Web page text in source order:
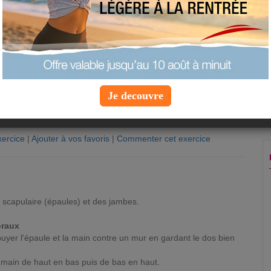
| Ajouter à vos favoris| Commenter cet exercice
(épaules) et des jambes.
l'épaule et la main contre un mur en gardant le dos bien
de haut en bas puis de bas en haut.
Je decouvre